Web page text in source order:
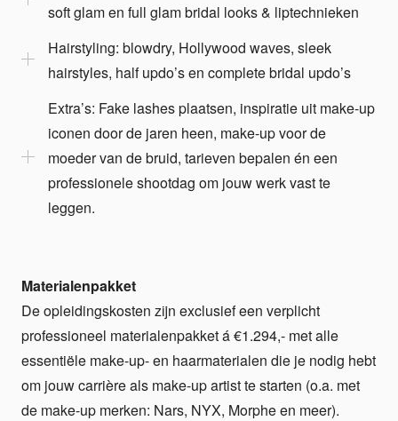
soft glam en full glam bridal looks & liptechnieken
Hairstyling: blowdry, Hollywood waves, sleek
hairstyles, half updo’s en complete bridal updo’s
Extra’s: Fake lashes plaatsen, inspiratie uit make-up
iconen door de jaren heen, make-up voor de
moeder van de bruid, tarieven bepalen én een
professionele shootdag om jouw werk vast te
leggen.
Materialenpakket
De opleidingskosten zijn exclusief een verplicht
professioneel materialenpakket á €1.294,- met alle
essentiële make-up- en haarmaterialen die je nodig hebt
om jouw carrière als make-up artist te starten (o.a. met
de make-up merken: Nars, NYX, Morphe en meer).